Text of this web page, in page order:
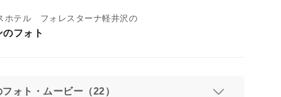
ホテル フォレスターナ軽井沢の
のフォト
ォト・ムービー（22）